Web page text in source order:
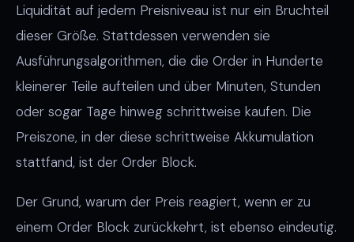
Liquidität auf jedem Preisniveau ist nur ein Bruchteil
dieser Größe. Stattdessen verwenden sie
Ausführungsalgorithmen, die die Order in Hunderte
kleinerer Teile aufteilen und über Minuten, Stunden
oder sogar Tage hinweg schrittweise kaufen. Die
Preiszone, in der diese schrittweise Akkumulation
stattfand, ist der Order Block.
Der Grund, warum der Preis reagiert, wenn er zu
einem Order Block zurückkehrt, ist ebenso eindeutig.